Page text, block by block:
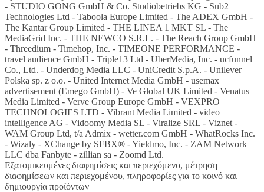
- STUDIO GONG GmbH & Co. Studiobetriebs KG - Sub2
Technologies Ltd - Taboola Europe Limited - The ADEX GmbH -
The Kantar Group Limited - THE LINEA 1 MKT SL - The
MediaGrid Inc. - THE NEWCO S.R.L. - The Reach Group GmbH
- Threedium - Timehop, Inc. - TIMEONE PERFORMANCE -
travel audience GmbH - Triple13 Ltd - UberMedia, Inc. - ucfunnel
Co., Ltd. - Underdog Media LLC - UniCredit S.p.A. - Unilever
Polska sp. z o.o. - United Internet Media GmbH - usemax
advertisement (Emego GmbH) - Ve Global UK Limited - Venatus
Media Limited - Verve Group Europe GmbH - VEXPRO
TECHNOLOGIES LTD - Vibrant Media Limited - video
intelligence AG - Vidoomy Media SL - Viralize SRL - Viznet -
WAM Group Ltd, t/a Admix - wetter.com GmbH - WhatRocks Inc.
- Wizaly - XChange by SFBX® - Yieldmo, Inc. - ZAM Network
LLC dba Fanbyte - zillian sa - Zoomd Ltd.
Εξατομικευμένες διαφημίσεις και περιεχόμενο, μέτρηση
διαφημίσεων και περιεχομένου, πληροφορίες για το κοινό και
δημιουργία προϊόντων